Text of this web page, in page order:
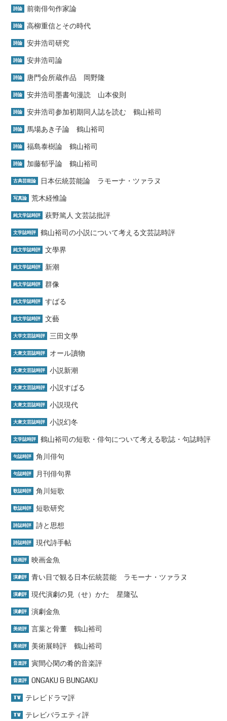
詩論 前衛俳句作家論
詩論 高柳重信とその時代
詩論 安井浩司研究
詩論 安井浩司論
詩論 唐門会所蔵作品 岡野隆
詩論 安井浩司墨書句漫読 山本俊則
詩論 安井浩司参加初期同人誌を読む 鶴山裕司
詩論 馬場あき子論 鶴山裕司
詩論 福島泰樹論 鶴山裕司
詩論 加藤郁乎論 鶴山裕司
古典芸能論 日本伝統芸能論 ラモーナ・ツァラヌ
写真論 荒木経惟論
純文学誌時評 萩野篤人 文芸誌批評
文学誌時評 鶴山裕司の小説について考える文芸誌時評
純文学誌時評 文學界
純文学誌時評 新潮
純文学誌時評 群像
純文学誌時評 すばる
純文学誌時評 文藝
大学文芸誌時評 三田文學
大衆文芸誌時評 オール讀物
大衆文芸誌時評 小説新潮
大衆文芸誌時評 小説すばる
大衆文芸誌時評 小説現代
大衆文芸誌時評 小説幻冬
文学誌時評 鶴山裕司の短歌・俳句について考える歌誌・句誌時評
句誌時評 角川俳句
句誌時評 月刊俳句界
歌誌時評 角川短歌
歌誌時評 短歌研究
詩誌時評 詩と思想
詩誌時評 現代詩手帖
映画評 映画金魚
演劇評 青い目で観る日本伝統芸能 ラモーナ・ツァラヌ
演劇評 現代演劇の見（せ）かた 星隆弘
演劇評 演劇金魚
美術評 言葉と骨董 鶴山裕司
美術評 美術展時評 鶴山裕司
音楽評 寅間心閑の肴的音楽評
音楽評 ONGAKU & BUNGAKU
TV テレビドラマ評
TV テレビバラエティ評